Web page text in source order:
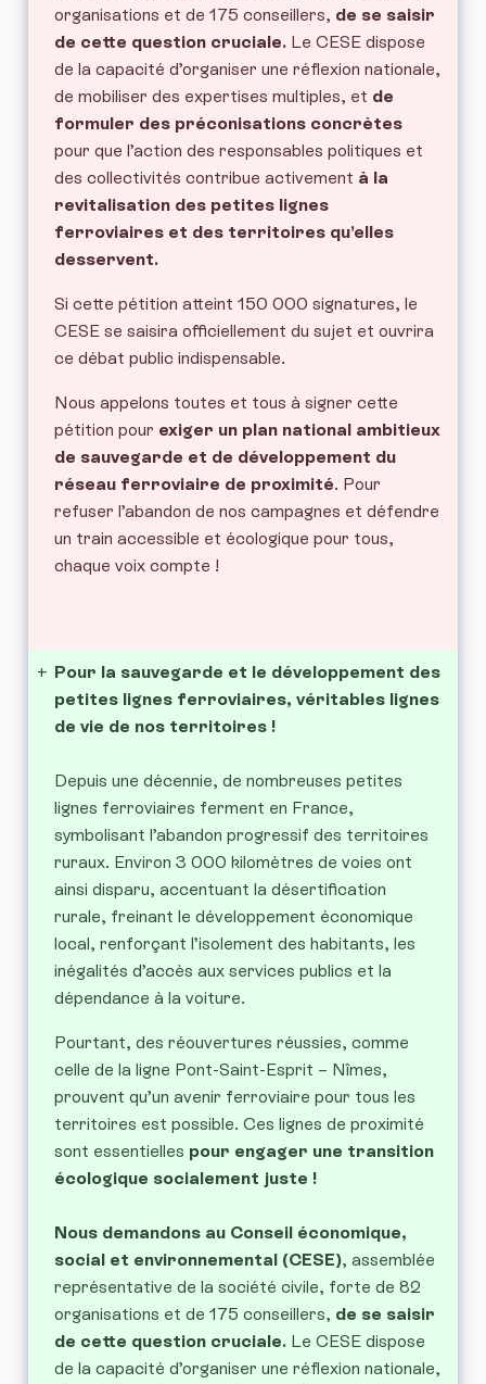
organisations et de 175 conseillers, de se saisir
de cette question cruciale. Le CESE dispose
de la capacité d’organiser une réflexion nationale,
de mobiliser des expertises multiples, et de
formuler des préconisations concrètes
pour que l’action des responsables politiques et
des collectivités contribue activement à la
revitalisation des petites lignes
ferroviaires et des territoires qu’elles
desservent.
Si cette pétition atteint 150 000 signatures, le
CESE se saisira officiellement du sujet et ouvrira
ce débat public indispensable.
Nous appelons toutes et tous à signer cette
pétition pour exiger un plan national ambitieux
de sauvegarde et de développement du
réseau ferroviaire de proximité. Pour
refuser l’abandon de nos campagnes et défendre
un train accessible et écologique pour tous,
chaque voix compte !
+ Pour la sauvegarde et le développement des
petites lignes ferroviaires, véritables lignes
de vie de nos territoires !
Depuis une décennie, de nombreuses petites
lignes ferroviaires ferment en France,
symbolisant l’abandon progressif des territoires
ruraux. Environ 3 000 kilomètres de voies ont
ainsi disparu, accentuant la désertification
rurale, freinant le développement économique
local, renforçant l’isolement des habitants, les
inégalités d’accès aux services publics et la
dépendance à la voiture.
Pourtant, des réouvertures réussies, comme
celle de la ligne Pont-Saint-Esprit – Nîmes,
prouvent qu’un avenir ferroviaire pour tous les
territoires est possible. Ces lignes de proximité
sont essentielles pour engager une transition
écologique socialement juste !
Nous demandons au Conseil économique,
social et environnemental (CESE), assemblée
représentative de la société civile, forte de 82
organisations et de 175 conseillers, de se saisir
de cette question cruciale. Le CESE dispose
de la capacité d’organiser une réflexion nationale,